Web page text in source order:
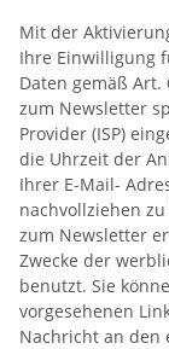
Mit der
Ihre Einwilligung
Daten gemäß Art.
zum Newsletter
Provider (ISP)
die Uhrzeit der
Ihrer E-Mail-
nachvollziehen
zum Newsletter
Zwecke der
benutzt. Sie
vorgesehenen
Nachricht an den